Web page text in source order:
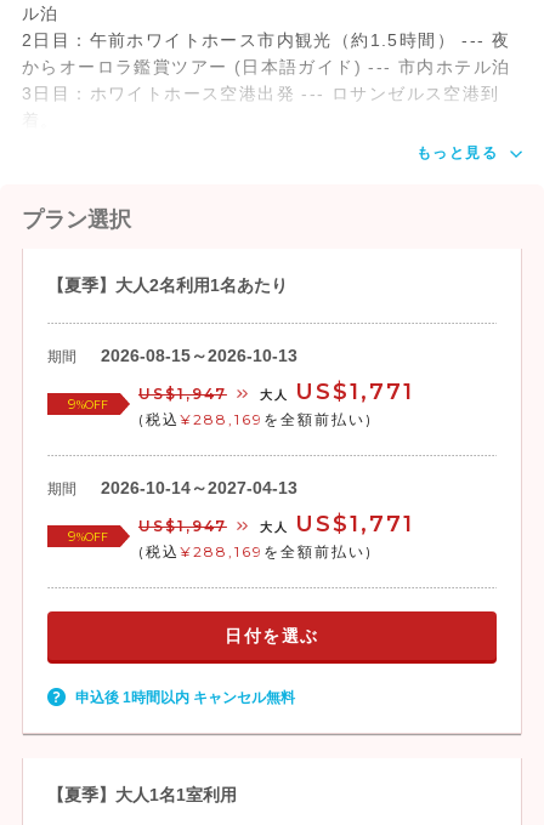
ル泊
2日目：午前ホワイトホース市内観光（約1.5時間） --- 夜
からオーロラ鑑賞ツアー (日本語ガイド) --- 市内ホテル泊
3日目：ホワイトホース空港出発 --- ロサンゼルス空港到
着。
もっと見る
プラン選択
【夏季】大人2名利用1名あたり
期間 2026-08-15～2026-10-13
9%OFF
US$1,947 大人 US$1,771
(税込 ¥288,169 を全額前払い)
期間 2026-10-14～2027-04-13
9%OFF
US$1,947 大人 US$1,771
(税込 ¥288,169 を全額前払い)
日付を選ぶ
申込後 1時間以内 キャンセル無料
【夏季】大人1名1室利用